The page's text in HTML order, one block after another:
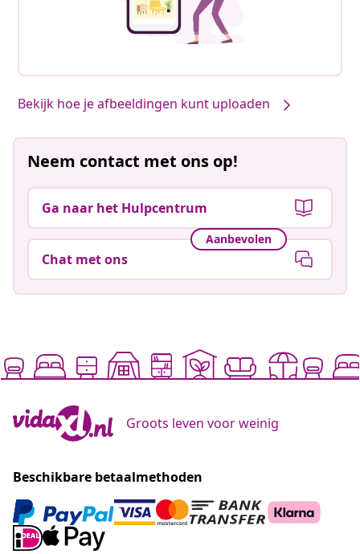
Bekijk hoe je afbeeldingen kunt uploaden
Neem contact met ons op!
Ga naar het Hulpcentrum
Aanbevolen
Chat met ons
Groots leven voor weinig
Beschikbare betaalmethoden